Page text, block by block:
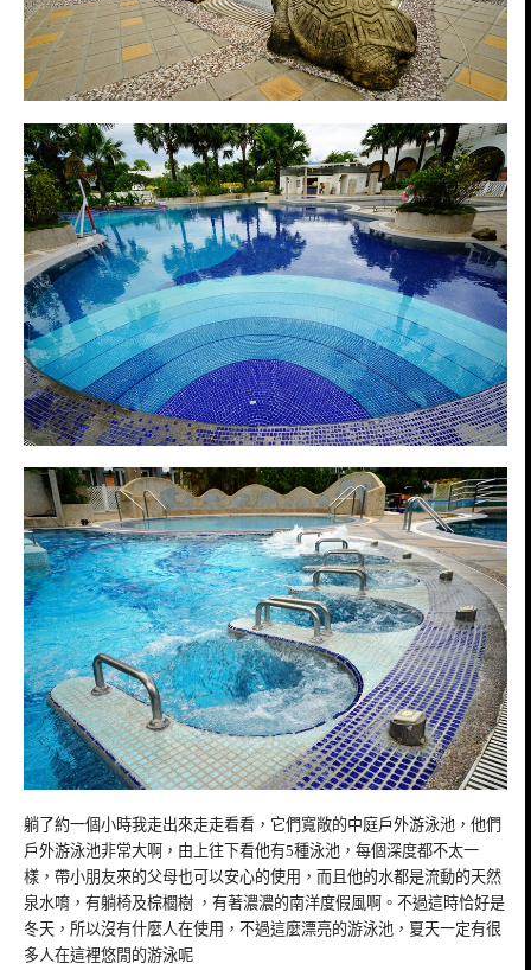
躺了約一個小時我走出來走走看看，它們寬敞的中庭戶外游泳池，他們
戶外游泳池非常大啊，由上往下看他有5種泳池，每個深度都不太一
樣，帶小朋友來的父母也可以安心的使用，而且他的水都是流動的天然
泉水唷，有躺椅及棕櫚樹 ，有著濃濃的南洋度假風啊。不過這時恰好是
冬天，所以沒有什麼人在使用，不過這麼漂亮的游泳池，夏天一定有很
多人在這裡悠閒的游泳呢